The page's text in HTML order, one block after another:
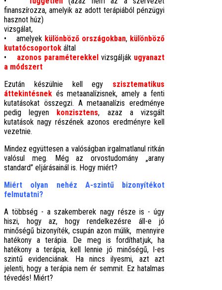
finanszírozza, amelyik az adott terápiából pénzügyi
hasznot húz)
vizsgálat,
• amelyek különböző országokban, különböző
kutatócsoportok által
• azonos paraméterekkel vizsgálják ugyanazt
a módszert
Ezután készülnie kell egy szisztematikus
áttekintésnek és metaanalízisnek, amely a fenti
kutatásokat összegzi. A metaanalízis eredménye
pedig legyen
konzisztens, azaz a vizsgált
kutatások nagy részének azonos eredményre kell
vezetnie.
Mindez együttesen a valóságban irgalmatlanul ritkán
valósul meg. Még az orvostudomány „arany
standard” eljárásainál is. Hogy miért?
Miért olyan nehéz A-szintű bizonyítékot
felmutatni?
A többség - a szakemberek nagy része is - úgy
hiszi, hogy az, hogy rendelkezésre áll-e jó
minőségű bizonyíték, csupán azon múlik, mennyire
hatékony a terápia. De meg is fordíthatjuk, ha
hatékony a terápia, kell lennie jó minőségű, I-es
szintű evidenciának. Ha nincs ilyesmi, azt azt
jelenti, hogy a terápia nem ér semmit. Ez hatalmas
tévedés! Miért?